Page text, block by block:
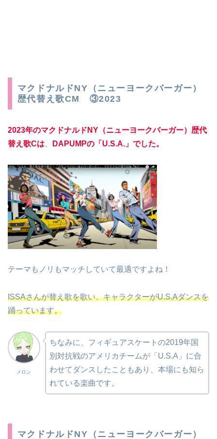
マクドナルドNY（ニューヨークバーガー）
歴代替え歌CM ③2023
2023年のマクドナルドNY（ニューヨークバーガー）歴代
替え歌Cは
DAPUMPの「U.S.A.」でした。
テーマもノリもマッチしていて最適ですよね！
ISSAさんが替え歌を歌い、キャラクターがU.S.Aダンスを
踊っています。
メロン
ちなみに、フィギュアスケートの2019年国
別対抗戦のアメリカチームが「U.S.A」に合
わせてダンスしたこともあり、本場にも知ら
れている楽曲です。
マクドナルドNY（ニューヨークバーガー）